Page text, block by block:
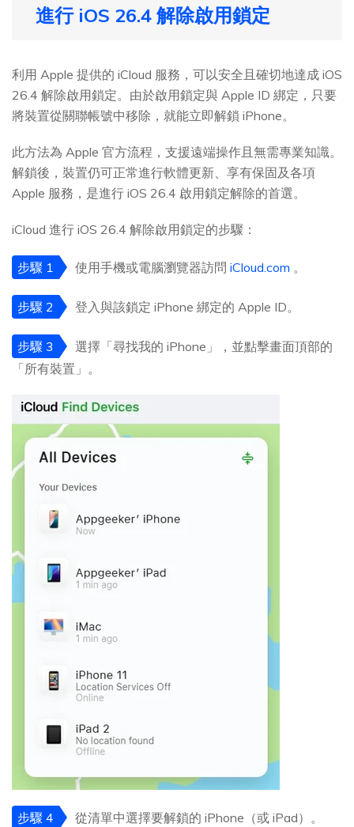
進行 iOS 26.4 解除啟用鎖定
利用 Apple 提供的 iCloud 服務，可以安全且確切地達成 iOS
26.4 解除啟用鎖定。由於啟用鎖定與 Apple ID 綁定，只要
將裝置從關聯帳號中移除，就能立即解鎖 iPhone。
此方法為 Apple 官方流程，支援遠端操作且無需專業知識。
解鎖後，裝置仍可正常進行軟體更新、享有保固及各項
Apple 服務，是進行 iOS 26.4 啟用鎖定解除的首選。
iCloud 進行 iOS 26.4 解除啟用鎖定的步驟：
步驟 1 使用手機或電腦瀏覽器訪問 iCloud.com 。
步驟 2 登入與該鎖定 iPhone 綁定的 Apple ID。
步驟 3
選擇「尋找我的 iPhone」，並點擊畫面頂部的
「所有裝置」。
步驟 4 從清單中選擇要解鎖的 iPhone（或 iPad）。